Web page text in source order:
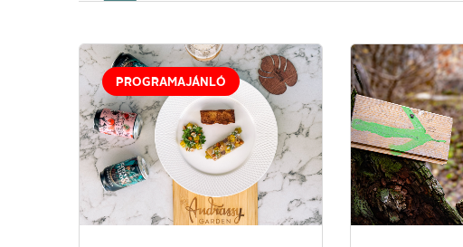
PROGRAMAJÁNLÓ